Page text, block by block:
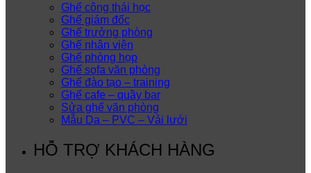
Ghế công thái học
Ghế giám đốc
Ghế trưởng phòng
Ghế nhân viên
Ghế phòng họp
Ghế sofa văn phòng
Ghế đào tạo – training
Ghế cafe – quầy bar
Sửa ghế văn phòng
Mẫu Da – PVC – Vải lưới
HỖ TRỢ KHÁCH HÀNG